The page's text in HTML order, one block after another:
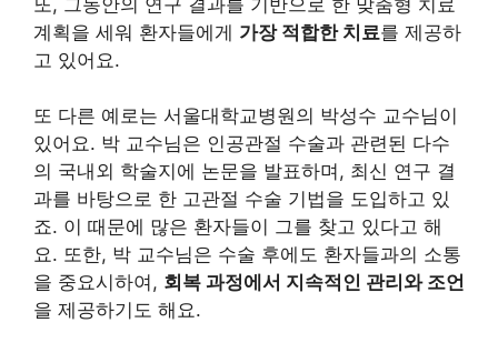
계획을 세워 환자들에게 가장 적합한 치료를 제공하
고 있어요.
또 다른 예로는 서울대학교병원의 박성수 교수님이
있어요. 박 교수님은 인공관절 수술과 관련된 다수
의 국내외 학술지에 논문을 발표하며, 최신 연구 결
과를 바탕으로 한 고관절 수술 기법을 도입하고 있
죠. 이 때문에 많은 환자들이 그를 찾고 있다고 해
요. 또한, 박 교수님은 수술 후에도 환자들과의 소통
을 중요시하여, 회복 과정에서 지속적인 관리와 조언
을 제공하기도 해요.